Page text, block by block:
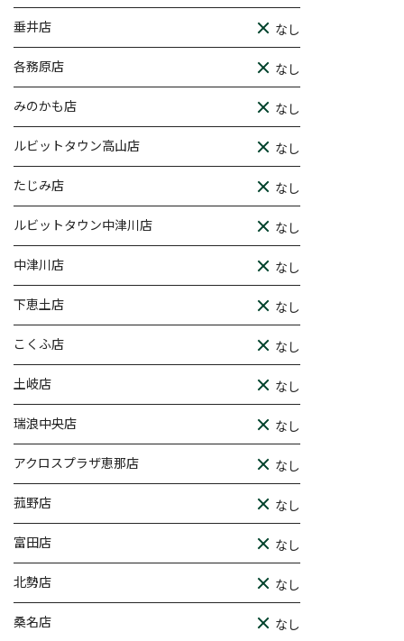
垂井店 なし
各務原店 なし
みのかも店 なし
ルビットタウン高山店 なし
たじみ店 なし
ルビットタウン中津川店 なし
中津川店 なし
下恵土店 なし
こくふ店 なし
土岐店 なし
瑞浪中央店 なし
アクロスプラザ恵那店 なし
菰野店 なし
富田店 なし
北勢店 なし
桑名店 なし